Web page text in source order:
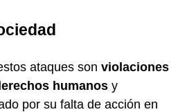
ataques son violaciones
humanos y
por su falta de acción en